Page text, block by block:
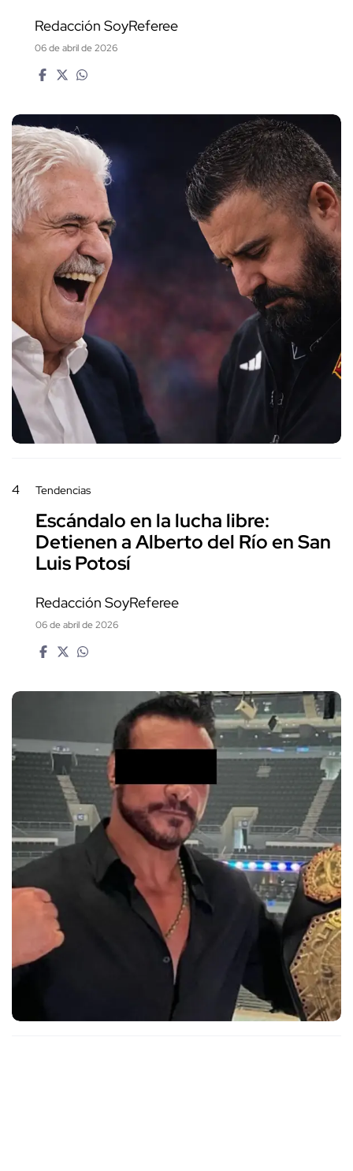
Redacción SoyReferee
06 de abril de 2026
4 Tendencias
Escándalo en la lucha libre:
Detienen a Alberto del Río en San
Luis Potosí
Redacción SoyReferee
06 de abril de 2026